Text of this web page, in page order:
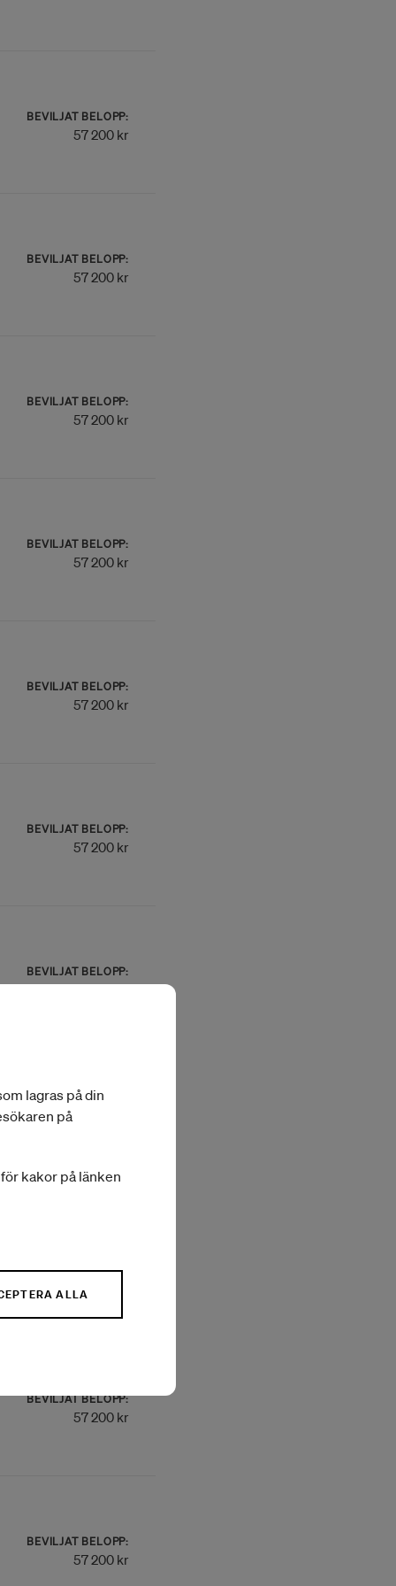
BEVILJAT BELOPP:
57 200 kr
BEVILJAT BELOPP:
57 200 kr
BEVILJAT BELOPP:
57 200 kr
BEVILJAT BELOPP:
57 200 kr
BEVILJAT BELOPP:
57 200 kr
BEVILJAT BELOPP:
57 200 kr
BEVILJAT BELOPP:
57 200 kr
BEVILJAT BELOPP:
57 200 kr
BEVILJAT BELOPP:
57 200 kr
BEVILJAT BELOPP:
57 200 kr
lagras på din
på
kakor på länken
ALLA